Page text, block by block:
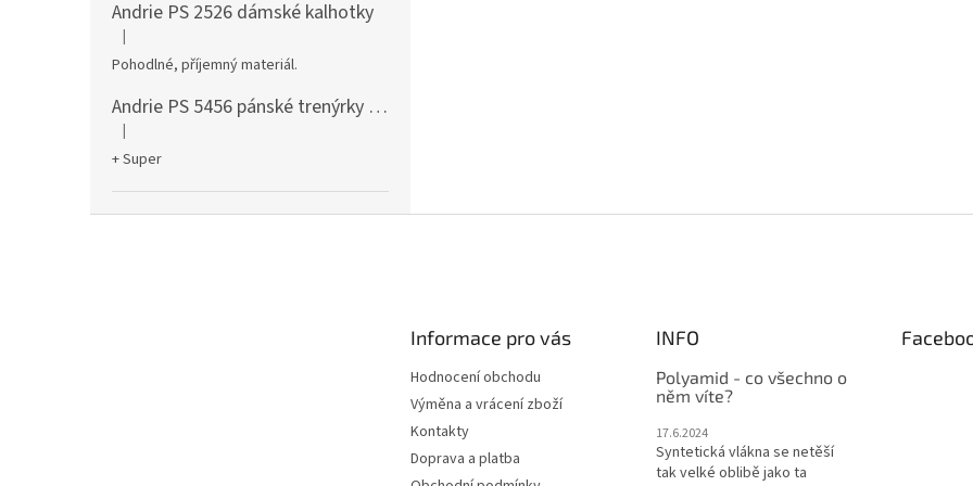
Andrie PS 2526 dámské kalhotky
Hodnocení produktu je 5 z 5 hvězdiček.
|
Pohodlné, příjemný materiál.
Andrie PS 5456 pánské trenýrky černé
Hodnocení produktu je 5 z 5 hvězdiček.
|
+ Super
Informace pro vás
Hodnocení obchodu
Výměna a vrácení zboží
Kontakty
Doprava a platba
INFO
Polyamid - co všechno o
něm víte?
17.6.2024
Syntetická vlákna se netěší
tak velké oblibě jako ta